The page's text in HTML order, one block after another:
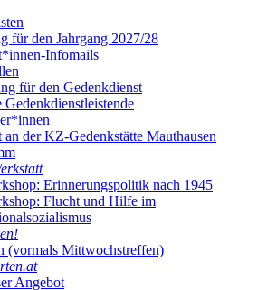
für den Jahrgang 2027/28
Infomails
für den Gedenkdienst
Gedenkdienstleistende
der KZ-Gedenkstätte Mauthausen
Erinnerungspolitik nach 1945
Flucht und Hilfe im
(vormals Mittwochstreffen)
Angebot